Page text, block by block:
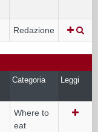
Redazione
Categoria Leggi
Where to
eat